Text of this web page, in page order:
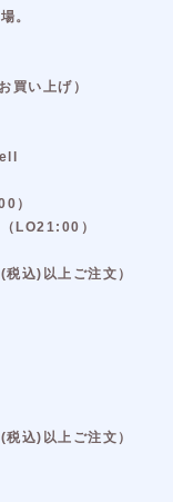
。
買い上げ）
）
LO21:00）
込)以上ご注文）
込)以上ご注文）